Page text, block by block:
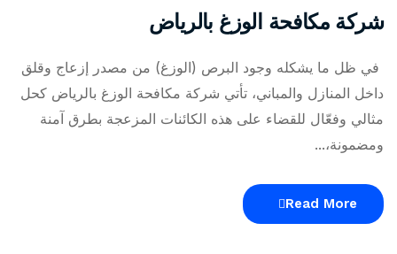
شركة مكافحة الوزغ بالرياض
في ظل ما يشكله وجود البرص (الوزغ) من مصدر إزعاج وقلق
داخل المنازل والمباني، تأتي شركة مكافحة الوزغ بالرياض كحل
مثالي وفعّال للقضاء على هذه الكائنات المزعجة بطرق آمنة
ومضمونة،...
Read More